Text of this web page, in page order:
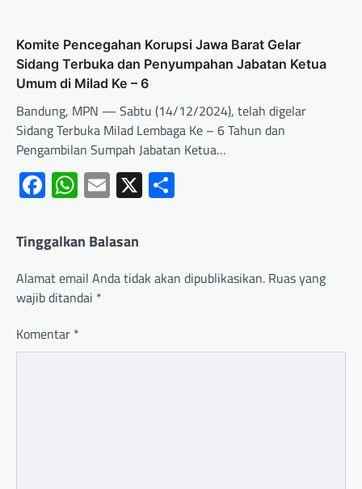
Komite Pencegahan Korupsi Jawa Barat Gelar
Sidang Terbuka dan Penyumpahan Jabatan Ketua
Umum di Milad Ke – 6
Bandung, MPN — Sabtu (14/12/2024), telah digelar
Sidang Terbuka Milad Lembaga Ke – 6 Tahun dan
Pengambilan Sumpah Jabatan Ketua…
Facebook
WhatsApp
Email
X
Tinggalkan Balasan
Alamat email Anda tidak akan dipublikasikan. Ruas yang
wajib ditandai *
Komentar *